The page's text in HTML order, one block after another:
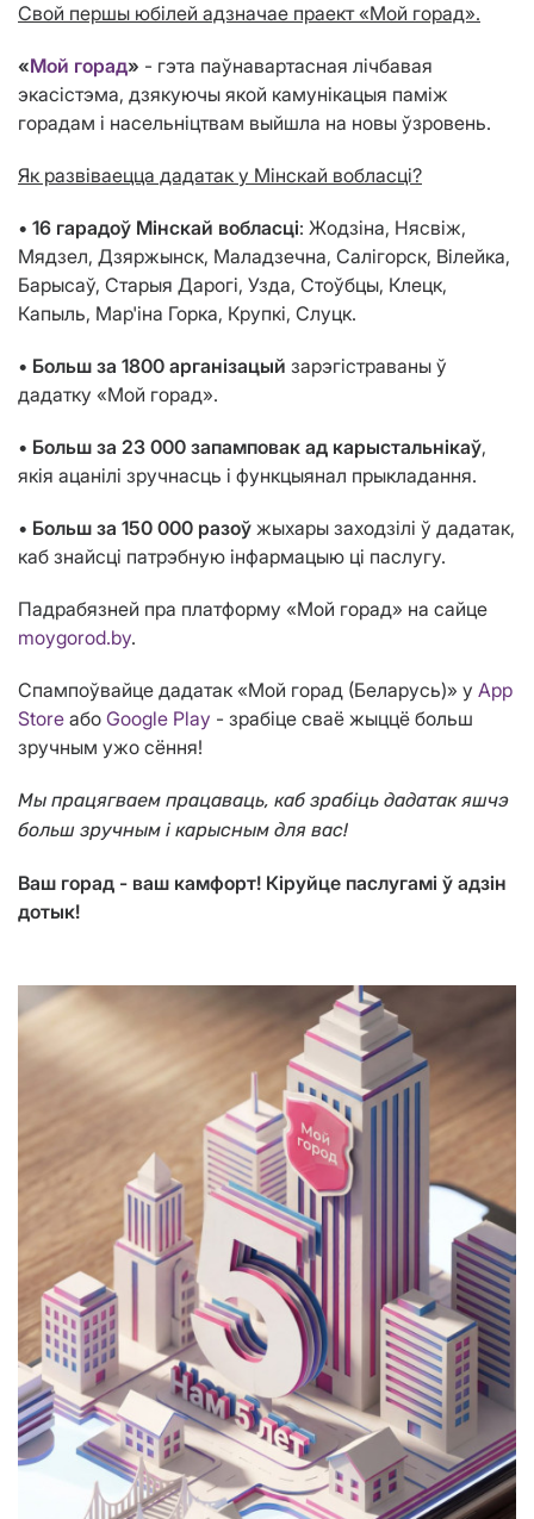
Свой першы юбілей адзначае праект «Мой горад».
«Мой горад» - гэта паўнавартасная лічбавая
экасістэма, дзякуючы якой камунікацыя паміж
горадам і насельніцтвам выйшла на новы ўзровень.
Як развіваецца дадатак у Мінскай вобласці?
• 16 гарадоў Мінскай вобласці: Жодзіна, Нясвіж,
Мядзел, Дзяржынск, Маладзечна, Салігорск, Вілейка,
Барысаў, Старыя Дарогі, Узда, Стоўбцы, Клецк,
Капыль, Мар'іна Горка, Крупкі, Слуцк.
• Больш за 1800 арганізацый зарэгістраваны ў
дадатку «Мой горад».
• Больш за 23 000 запамповак ад карыстальнікаў,
якія ацанілі зручнасць і функцыянал прыкладання.
• Больш за 150 000 разоў жыхары заходзілі ў дадатак,
каб знайсці патрэбную інфармацыю ці паслугу.
Падрабязней пра платформу «Мой горад» на сайце
moygorod.by.
Спампоўвайце дадатак «Мой горад (Беларусь)» у App
Store або Google Play - зрабіце сваё жыццё больш
зручным ужо сёння!
Мы працягваем працаваць, каб зрабіць дадатак яшчэ
больш зручным і карысным для вас!
Ваш горад - ваш камфорт! Кіруйце паслугамі ў адзін
дотык!